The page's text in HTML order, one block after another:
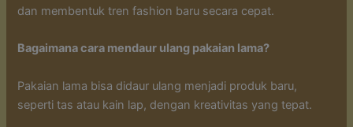
dan membentuk tren fashion baru secara cepat.
Bagaimana cara mendaur ulang pakaian lama?
Pakaian lama bisa didaur ulang menjadi produk baru,
seperti tas atau kain lap, dengan kreativitas yang tepat.